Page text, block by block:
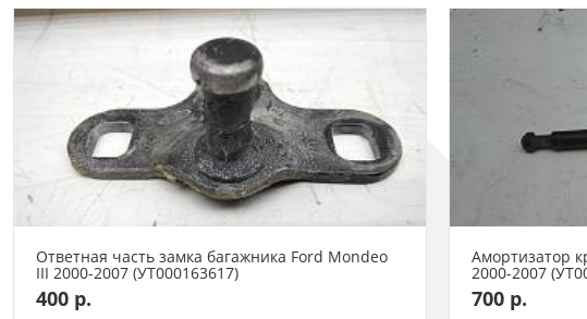
Ответная часть замка багажника Ford Mondeo
III 2000-2007 (УТ000163617)
400 р.
Амортизатор
2000-2007
700 р.